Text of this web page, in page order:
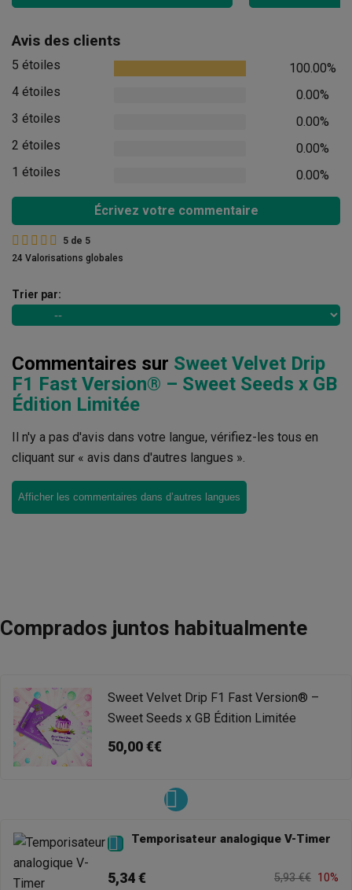
Avis des clients
5 étoiles
100.00%
4 étoiles
0.00%
3 étoiles
0.00%
2 étoiles
0.00%
1 étoiles
0.00%
Écrivez votre commentaire
5 de 5
24 Valorisations globales
Trier par:
Commentaires sur Sweet Velvet Drip
F1 Fast Version® – Sweet Seeds x GB
Édition Limitée
Il n'y a pas d'avis dans votre langue, vérifiez-les tous en
cliquant sur « avis dans d'autres langues ».
Afficher les commentaires dans d’autres langues
Comprados juntos habitualmente
Sweet Velvet Drip F1 Fast Version® –
Sweet Seeds x GB Édition Limitée
50,00 €€
 Temporisateur analogique V-Timer
5,34 € 5,93 €€ 10%